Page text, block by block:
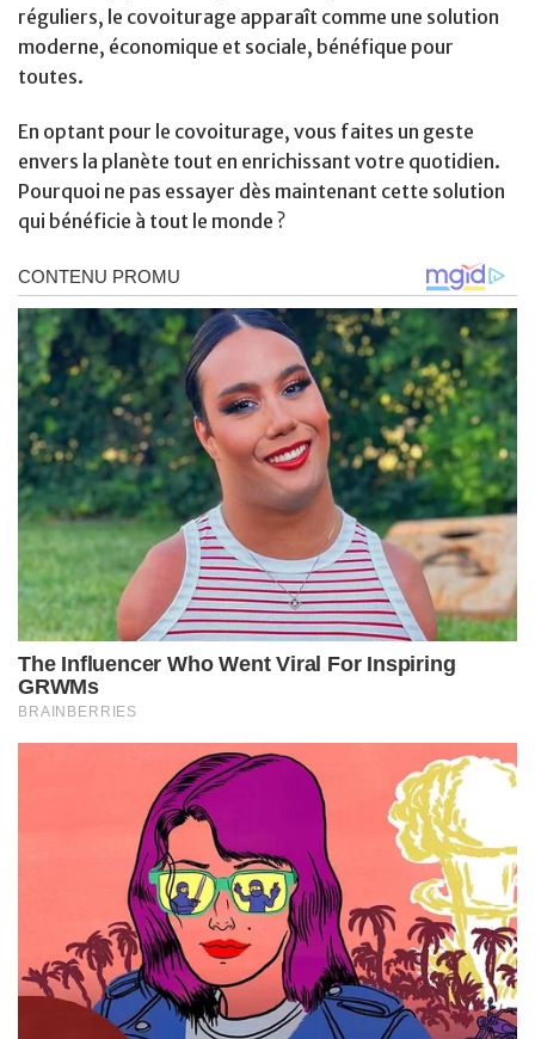
réguliers, le covoiturage apparaît comme une solution
moderne, économique et sociale, bénéfique pour
toutes.
En optant pour le covoiturage, vous faites un geste
envers la planète tout en enrichissant votre quotidien.
Pourquoi ne pas essayer dès maintenant cette solution
qui bénéficie à tout le monde ?